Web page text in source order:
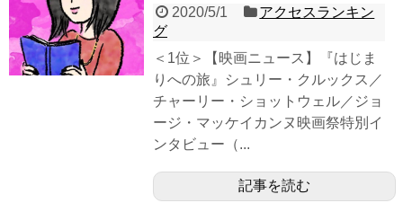
2020/5/1
アクセスランキン
グ
＜1位＞【映画ニュース】『はじま
りへの旅』シュリー・クルックス／
チャーリー・ショットウェル／ジョ
ージ・マッケイカンヌ映画祭特別イ
ンタビュー（...
記事を読む